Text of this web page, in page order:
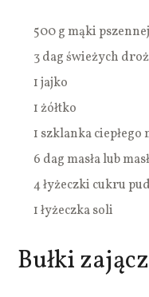
500 g mąki
3 dag świeżych
1 jajko
1 żółtko
1 szklanka ciepłego
6 dag masła lub
4 łyżeczki cukru
1 łyżeczka soli
Bułki